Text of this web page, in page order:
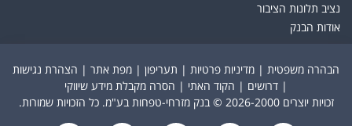
נציב תלונות הציבור
אודות הבנק
הבהרה משפטית | מדיניות פרטיות | תעריפון | מפת אתר | הצהרת נגישות
| דרושים | הקוד האתי | הסרה מקבלת מידע שיווקי
זכויות יוצרים 2026-2000 © בנק מזרחי-טפחות בע"מ. כל הזכויות שמורות.